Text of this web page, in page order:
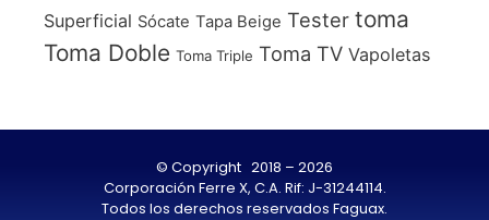
Superficial Sócate Tapa Beige Tester toma
Toma Doble Toma Triple Toma TV Vapoletas
© Copyright 2018 – 2026
Corporación Ferre X, C.A. Rif: J-31244114.
Todos los derechos reservados Faguax.